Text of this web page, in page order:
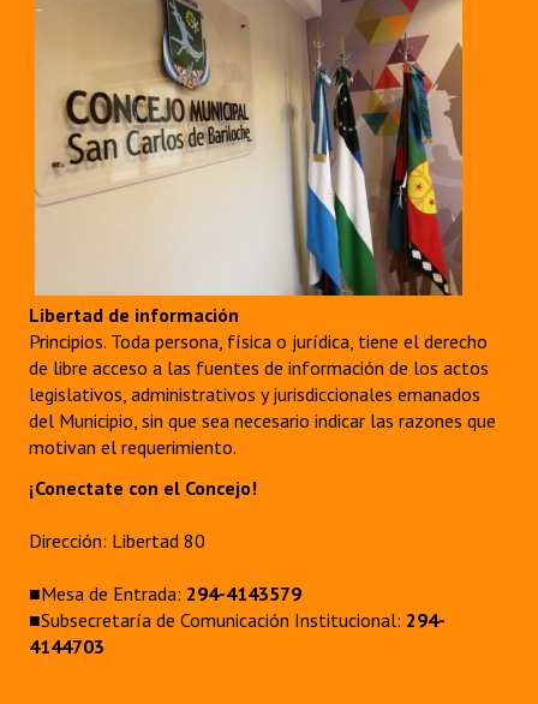
Libertad de información
Principios. Toda persona, física o jurídica, tiene el derecho
de libre acceso a las fuentes de información de los actos
legislativos, administrativos y jurisdiccionales emanados
del Municipio, sin que sea necesario indicar las razones que
motivan el requerimiento.
¡Conectate con el Concejo!
Dirección: Libertad 80
■Mesa de Entrada: 294-4143579
■Subsecretaría de Comunicación Institucional: 294-
4144703